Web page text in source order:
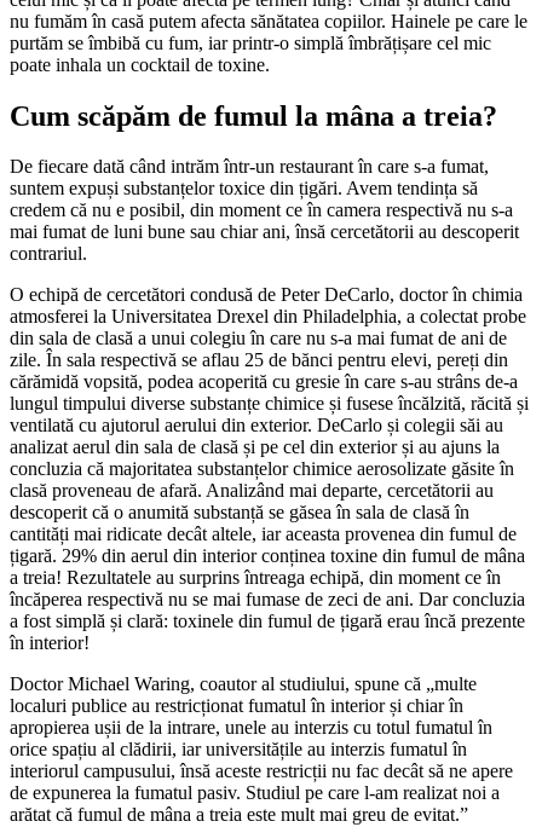
nu fumăm în casă putem afecta sănătatea copiilor. Hainele pe care le
purtăm se îmbibă cu fum, iar printr-o simplă îmbrățișare cel mic
poate inhala un cocktail de toxine.
Cum scăpăm de fumul la mâna a treia?
De fiecare dată când intrăm într-un restaurant în care s-a fumat,
suntem expuși substanțelor toxice din țigări. Avem tendința să
credem că nu e posibil, din moment ce în camera respectivă nu s-a
mai fumat de luni bune sau chiar ani, însă cercetătorii au descoperit
contrariul.
O echipă de cercetători condusă de Peter DeCarlo, doctor în chimia
atmosferei la Universitatea Drexel din Philadelphia, a colectat probe
din sala de clasă a unui colegiu în care nu s-a mai fumat de ani de
zile. În sala respectivă se aflau 25 de bănci pentru elevi, pereți din
cărămidă vopsită, podea acoperită cu gresie în care s-au strâns de-a
lungul timpului diverse substanțe chimice și fusese încălzită, răcită și
ventilată cu ajutorul aerului din exterior. DeCarlo și colegii săi au
analizat aerul din sala de clasă și pe cel din exterior și au ajuns la
concluzia că majoritatea substanțelor chimice aerosolizate găsite în
clasă proveneau de afară. Analizând mai departe, cercetătorii au
descoperit că o anumită substanță se găsea în sala de clasă în
cantități mai ridicate decât altele, iar aceasta provenea din fumul de
țigară. 29% din aerul din interior conținea toxine din fumul de mâna
a treia! Rezultatele au surprins întreaga echipă, din moment ce în
încăperea respectivă nu se mai fumase de zeci de ani. Dar concluzia
a fost simplă și clară: toxinele din fumul de țigară erau încă prezente
în interior!
Doctor Michael Waring, coautor al studiului, spune că „multe
localuri publice au restricționat fumatul în interior și chiar în
apropierea ușii de la intrare, unele au interzis cu totul fumatul în
orice spațiu al clădirii, iar universitățile au interzis fumatul în
interiorul campusului, însă aceste restricții nu fac decât să ne apere
de expunerea la fumatul pasiv. Studiul pe care l-am realizat noi a
arătat că fumul de mâna a treia este mult mai greu de evitat.”